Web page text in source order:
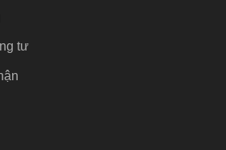
như
vì thế không gây ra tiếng ồn khó
ống nối, vì vậy khi cần bảo dưỡng
tư